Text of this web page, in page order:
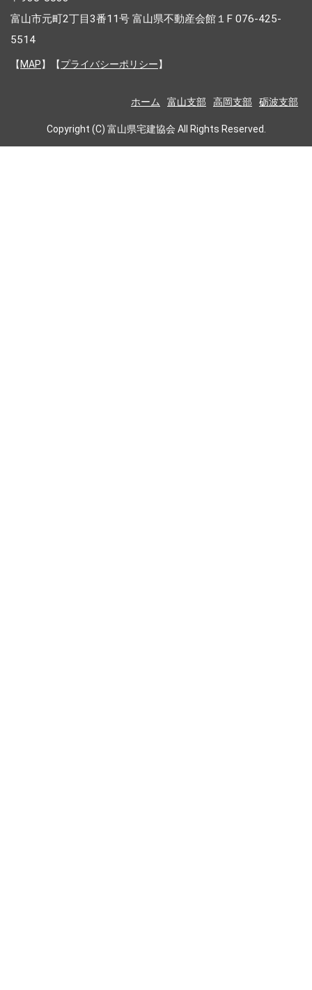
富山市元町2丁目3番11号 富山県不動産会館１F 076-425-
5514
【 MAP】【プライバシーポリシー】
ホーム 富山支部 高岡支部 砺波支部
Copyright (C) 富山県宅建協会 All Rights Reserved.